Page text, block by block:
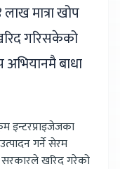
मात्रा खोप
गरिसकेको
बाधा
इन्टरप्राइजेजका
गर्ने सेरम
सरकारले खरिद गरेको